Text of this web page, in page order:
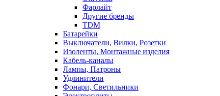
Фарлайт
Другие бренды
TDM
Батарейки
Выключатели, Вилки, Розетки
Изоленты, Монтажные изделия
Кабель-каналы
Лампы, Патроны
Удлинители
Фонари, Светильники